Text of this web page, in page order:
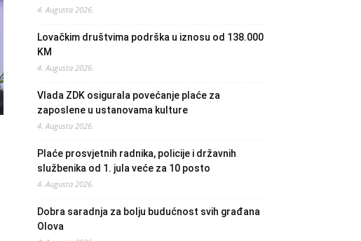
4. Augusta 2026.
Lovačkim društvima podrška u iznosu od 138.000
KM
4. Augusta 2026.
Vlada ZDK osigurala povećanje plaće za
zaposlene u ustanovama kulture
4. Augusta 2026.
Plaće prosvjetnih radnika, policije i državnih
službenika od 1. jula veće za 10 posto
4. Augusta 2026.
Dobra saradnja za bolju budućnost svih građana
Olova